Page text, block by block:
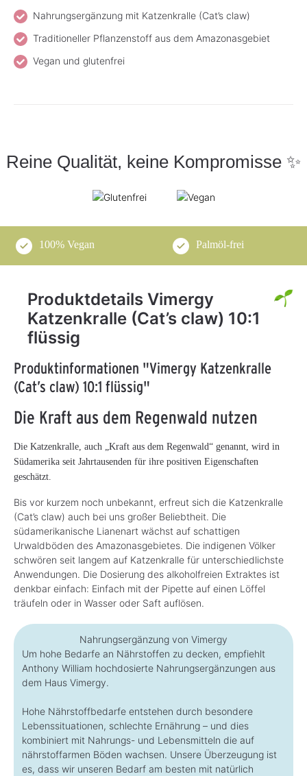
Nahrungsergänzung mit Katzenkralle (Cat’s claw)
Traditioneller Pflanzenstoff aus dem Amazonasgebiet
Vegan und glutenfrei
Reine Qualität, keine Kompromisse ✨
100% Vegan Palmöl-frei
Produktdetails Vimergy
Katzenkralle (Cat’s claw) 10:1
flüssig
Produktinformationen "Vimergy Katzenkralle
(Cat’s claw) 10:1 flüssig"
Die Kraft aus dem Regenwald nutzen
Die Katzenkralle, auch „Kraft aus dem Regenwald“ genannt, wird in
Südamerika seit Jahrtausenden für ihre positiven Eigenschaften
geschätzt.
Bis vor kurzem noch unbekannt, erfreut sich die Katzenkralle
(Cat’s claw) auch bei uns großer Beliebtheit. Die
südamerikanische Lianenart wächst auf schattigen
Urwaldböden des Amazonasgebietes. Die indigenen Völker
schwören seit langem auf Katzenkralle für unterschiedlichste
Anwendungen. Die Dosierung des alkoholfreien Extraktes ist
denkbar einfach: Einfach mit der Pipette auf einen Löffel
träufeln oder in Wasser oder Saft auflösen.
Nahrungsergänzung von Vimergy
Um hohe Bedarfe an Nährstoffen zu decken, empfiehlt
Anthony William hochdosierte Nahrungsergänzungen aus
dem Haus Vimergy.
Hohe Nährstoffbedarfe entstehen durch besondere
Lebenssituationen, schlechte Ernährung – und dies
kombiniert mit Nahrungs- und Lebensmitteln die auf
nährstoffarmen Böden wachsen. Unsere Überzeugung ist
es, dass wir unseren Bedarf am besten mit natürlich